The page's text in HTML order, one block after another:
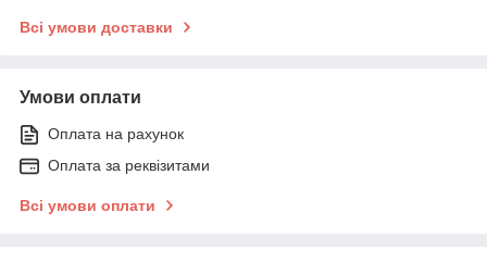
Всі умови доставки
Умови оплати
Оплата на рахунок
Оплата за реквізитами
Всі умови оплати